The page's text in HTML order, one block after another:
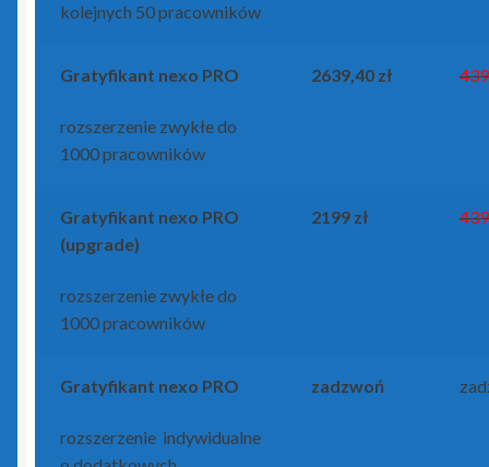
kolejnych 50 pracowników
Gratyfikant nexo PRO
rozszerzenie zwykłe do
1000 pracowników
2639,40 zł
Gratyfikant nexo PRO
(upgrade)
rozszerzenie zwykłe do
1000 pracowników
2199 zł
Gratyfikant nexo PRO
rozszerzenie indywidualne
zadzwoń